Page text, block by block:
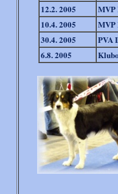
12.2. 2005
MVP
10.4. 2005
MVP
30.4. 2005
PVA
6.8. 2005